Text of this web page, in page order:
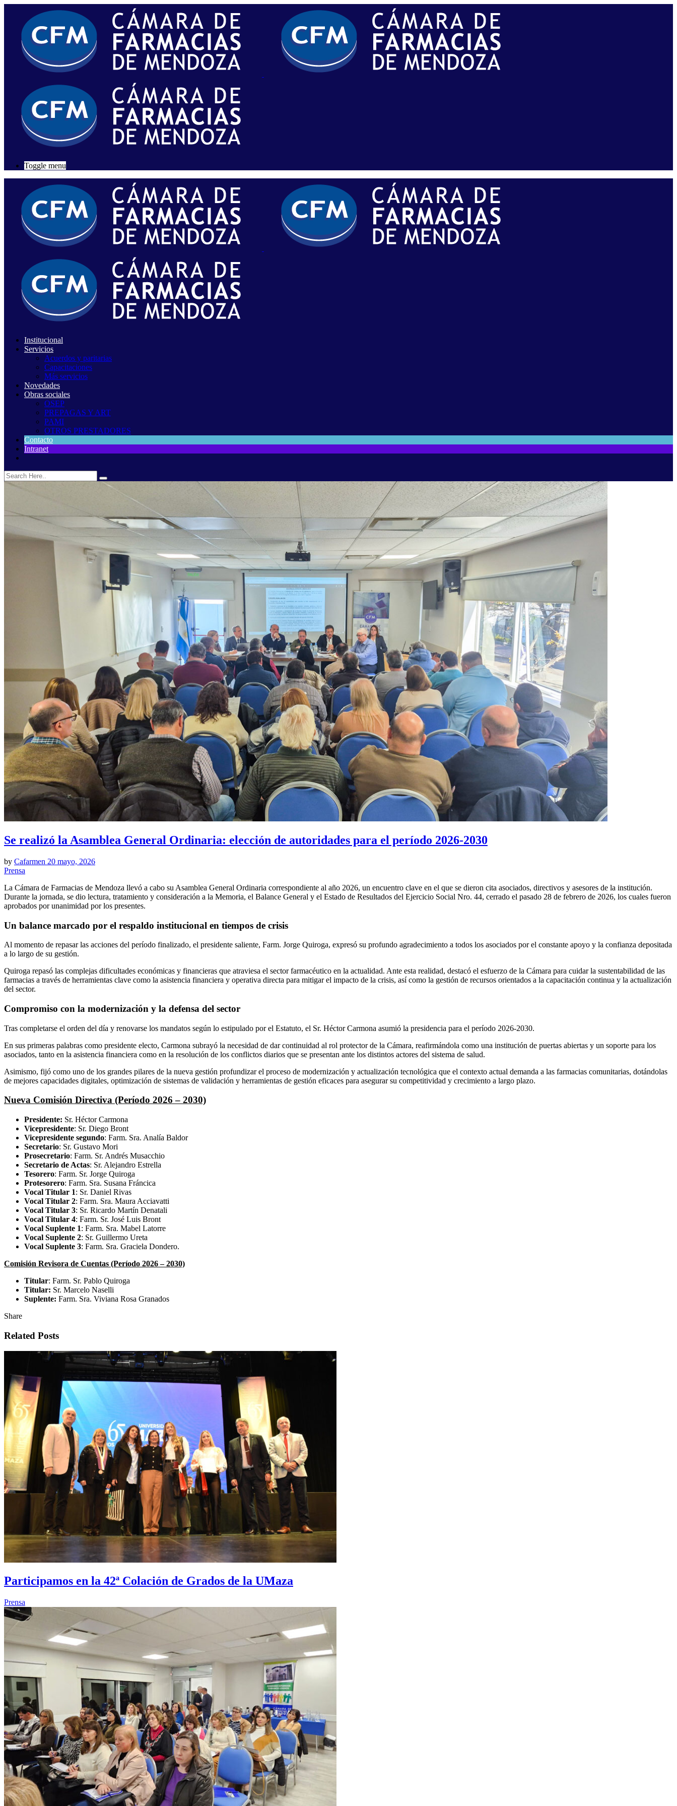
Toggle menu
Institucional
Servicios
Acuerdos y paritarias
Capacitaciones
Más servicios
Novedades
Obras sociales
OSEP
PREPAGAS Y ART
PAMI
OTROS PRESTADORES
Contacto
Intranet
Se realizó la Asamblea General Ordinaria: elección de autoridades para el período 2026-2030
by Cafarmen 20 mayo, 2026
Prensa
La Cámara de Farmacias de Mendoza llevó a cabo su Asamblea General Ordinaria correspondiente al año 2026, un encuentro clave en el que se dieron cita asociados, directivos y asesores de la institución.
Durante la jornada, se dio lectura, tratamiento y consideración a la Memoria, el Balance General y el Estado de Resultados del Ejercicio Social Nro. 44, cerrado el pasado 28 de febrero de 2026, los cuales fueron
aprobados por unanimidad por los presentes.
Un balance marcado por el respaldo institucional en tiempos de crisis
Al momento de repasar las acciones del período finalizado, el presidente saliente, Farm. Jorge Quiroga, expresó su profundo agradecimiento a todos los asociados por el constante apoyo y la confianza depositada
a lo largo de su gestión.
Quiroga repasó las complejas dificultades económicas y financieras que atraviesa el sector farmacéutico en la actualidad. Ante esta realidad, destacó el esfuerzo de la Cámara para cuidar la sustentabilidad de las
farmacias a través de herramientas clave como la asistencia financiera y operativa directa para mitigar el impacto de la crisis, así como la gestión de recursos orientados a la capacitación continua y la actualización
del sector.
Compromiso con la modernización y la defensa del sector
Tras completarse el orden del día y renovarse los mandatos según lo estipulado por el Estatuto, el Sr. Héctor Carmona asumió la presidencia para el período 2026-2030.
En sus primeras palabras como presidente electo, Carmona subrayó la necesidad de dar continuidad al rol protector de la Cámara, reafirmándola como una institución de puertas abiertas y un soporte para los
asociados, tanto en la asistencia financiera como en la resolución de los conflictos diarios que se presentan ante los distintos actores del sistema de salud.
Asimismo, fijó como uno de los grandes pilares de la nueva gestión profundizar el proceso de modernización y actualización tecnológica que el contexto actual demanda a las farmacias comunitarias, dotándolas
de mejores capacidades digitales, optimización de sistemas de validación y herramientas de gestión eficaces para asegurar su competitividad y crecimiento a largo plazo.
Nueva Comisión Directiva (Período 2026 – 2030)
Presidente: Sr. Héctor Carmona
Vicepresidente: Sr. Diego Bront
Vicepresidente segundo: Farm. Sra. Analía Baldor
Secretario: Sr. Gustavo Mori
Prosecretario: Farm. Sr. Andrés Musacchio
Secretario de Actas: Sr. Alejandro Estrella
Tesorero: Farm. Sr. Jorge Quiroga
Protesorero: Farm. Sra. Susana Fráncica
Vocal Titular 1: Sr. Daniel Rivas
Vocal Titular 2: Farm. Sra. Maura Acciavatti
Vocal Titular 3: Sr. Ricardo Martín Denatali
Vocal Titular 4: Farm. Sr. José Luis Bront
Vocal Suplente 1: Farm. Sra. Mabel Latorre
Vocal Suplente 2: Sr. Guillermo Ureta
Vocal Suplente 3: Farm. Sra. Graciela Dondero.
Comisión Revisora de Cuentas (Período 2026 – 2030)
Titular: Farm. Sr. Pablo Quiroga
Titular: Sr. Marcelo Naselli
Suplente: Farm. Sra. Viviana Rosa Granados
Share
Related Posts
Participamos en la 42ª Colación de Grados de la UMaza
Prensa